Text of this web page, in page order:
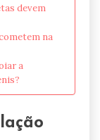
devem
na
a